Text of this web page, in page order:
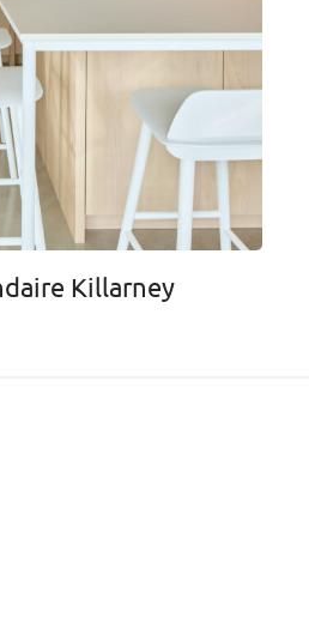
Killarney